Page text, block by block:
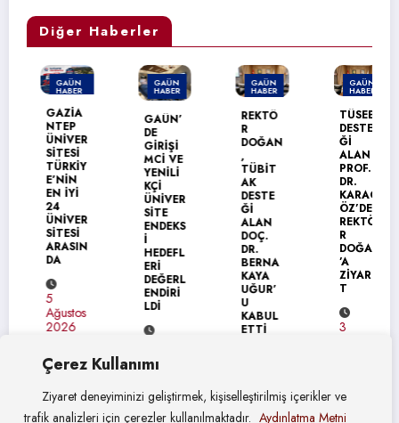
Çerez Kullanımı
Ziyaret deneyiminizi geliştirmek, kişiselleştirilmiş içerikler ve
trafik analizleri için çerezler kullanılmaktadır. Aydınlatma Metni
Diğer Haberler
GAÜN
HABER
MANŞET
GAZİA
NTEP
ÜNİVER
SİTESİ
TÜRKİY
E’NİN
EN İYİ
24
ÜNİVER
SİTESİ
ARASIN
DA
Ağustos
2026
GAÜN
HABER
GAÜN’
DE
GİRİŞİ
MCİ VE
YENİLİ
KÇİ
ÜNİVER
SİTE
ENDEKS
HEDEFL
ERİ
DEĞERL
ENDİRİ
LDİ
Ağustos
2026
GAÜN
HABER
REKTÖ
DOĞAN
TÜBİT
AK
DESTE
Ğİ
ALAN
DOÇ.
DR.
BERNA
KAYA
UĞUR’
KABUL
ETTİ
2026
GAÜN
HABER
TÜSEB
DESTE
ALAN
PROF.
DR.
KARAG
ÖZ’DEN
REKTÖ
DOĞAN
ZİYARE